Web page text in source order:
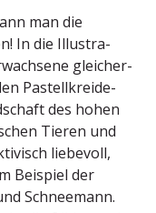
man die
In die Illus­tra­
gleicher­
Pastell­krei­de­
des hohen
Tieren und
liebevoll,
Beispiel der
Schneemann.